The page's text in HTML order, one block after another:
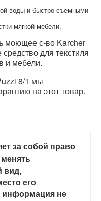
воды и быстро съемными
мягкой мебели.
моющее с-во Karcher
для текстиля
и мебели.
8/1 мы
на этот товар.
за собой право
вид,
его
информация не